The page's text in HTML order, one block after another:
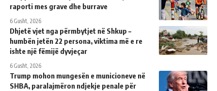
raporti mes grave dhe burrave
6 Gusht, 2026
Dhjetë vjet nga përmbytjet në Shkup –
humbën jetën 22 persona, viktima më e re
ishte një fëmijë dyvjeçar
6 Gusht, 2026
Trump mohon mungesën e municioneve në
SHBA, paralajmëron ndjekje penale për